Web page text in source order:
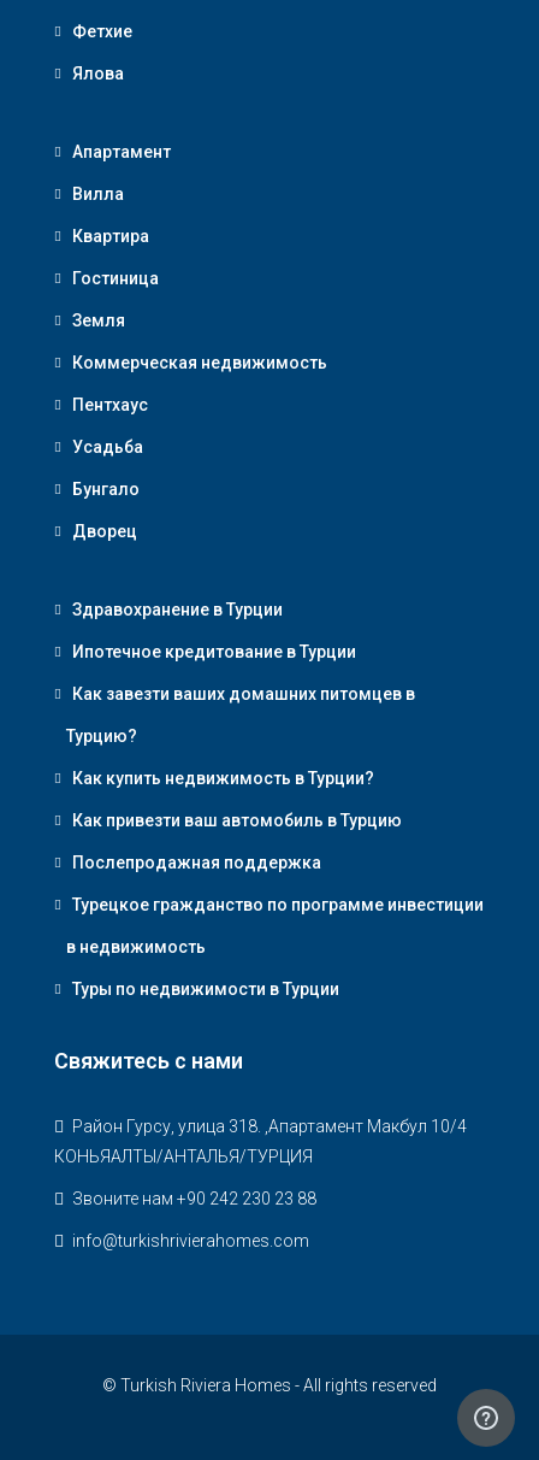
Фетхие
Ялова
Апартамент
Вилла
Квартира
Гостиница
Земля
Коммерческая недвижимость
Пентхаус
Усадьба
Бунгало
Дворец
Здравохранение в Турции
Ипотечное кредитование в Турции
Как завезти ваших домашних питомцев в
Турцию?
Как купить недвижимость в Турции?
Как привезти ваш автомобиль в Турцию
Послепродажная поддержка
Турецкое гражданство по программе инвестиции
в недвижимость
Туры по недвижимости в Турции
Свяжитесь с нами
Район Гурсу, улица 318. ,Апартамент Макбул 10/4
КОНЬЯАЛТЫ/АНТАЛЬЯ/ТУРЦИЯ
Звоните нам +90 242 230 23 88
info@turkishrivierahomes.com
© Turkish Riviera Homes - All rights reserved